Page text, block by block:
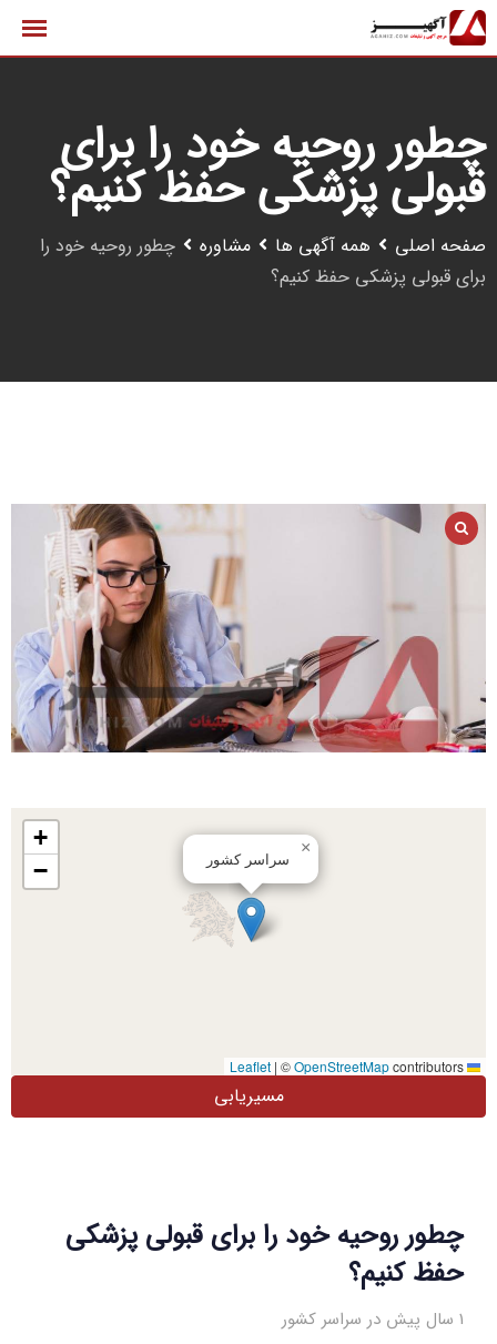
پرش
به
چطور روحیه خود را برای
قبولی پزشکی حفظ کنیم؟
صفحه اصلی همه آگهی ها مشاوره
چطور روحیه خود را
برای قبولی پزشکی حفظ کنیم؟
چطور روحیه خود را برای قبولی پزشکی
حفظ کنیم؟
1 سال پیش در سراسر کشور
سراسر کشور
×
+
−
| ©OpenStreetMapcontributors
مسیریابی